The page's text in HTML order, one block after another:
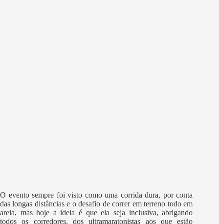
O evento sempre foi visto como uma corrida dura, por conta
das longas distâncias e o desafio de correr em terreno todo em
areia, mas hoje a ideia é que ela seja inclusiva, abrigando
todos os corredores, dos ultramaratonistas aos que estão